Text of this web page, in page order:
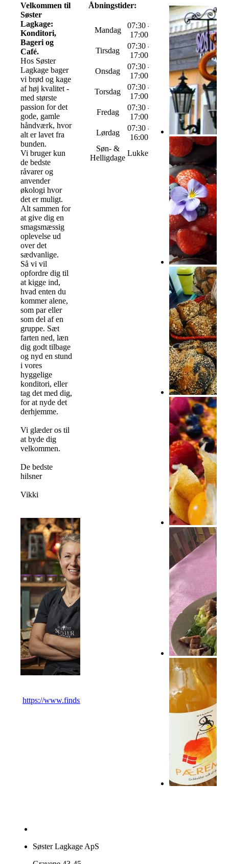
Velkommen til
Søster
Lagkage:
Konditori,
Bageri og
Café.
Hos Søster
Lagkage bager
vi brød og kage
af høj kvalitet -
med største
passion for det
gode, gamle
håndværk, hvor
alt er lavet fra
bunden.
Vi bruger kun
de bedste
råvarer og
anvender
økologi hvor
det er muligt.
Alt sammen for
at give dig en
smagsmæssig
oplevelse ud
over det
sædvanlige.
Så vi vil
opfordre dig til
at kigge ind,
hvad enten du
kommer alene,
som par eller
som del af en
gruppe. Sæt
farten ned, læn
dig godt tilbage
og nyd en stund
i vores
hyggelige
konditori, eller
tag det med dig,
for at nyde det
derhjemme.
Vi glæder os til
at byde dig
velkommen.
De bedste
hilsner
Vikki
https://www.findsmiley.dk/554870
Åbningstider:
Mandag
07:30 -
17:00
Tirsdag
07:30 -
17:00
Onsdag
07:30 -
17:00
Torsdag
07:30 -
17:00
Fredag
07:30 -
17:00
Lørdag
07:30 -
16:00
Søn- &
Helligdage
Lukket
Søster Lagkage ApS